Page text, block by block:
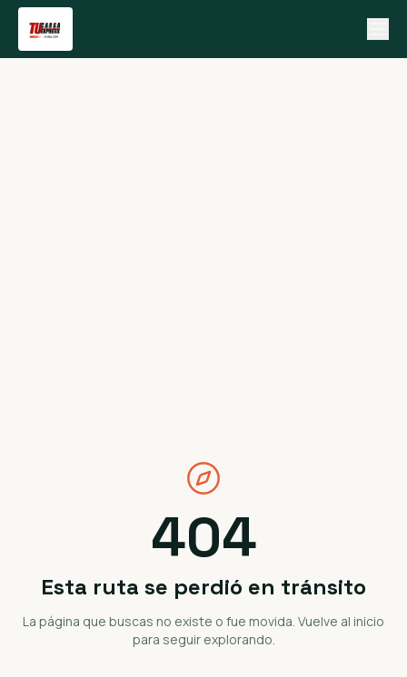
404
Esta ruta se perdió en tránsito
La página que buscas no existe o fue movida. Vuelve al inicio
para seguir explorando.